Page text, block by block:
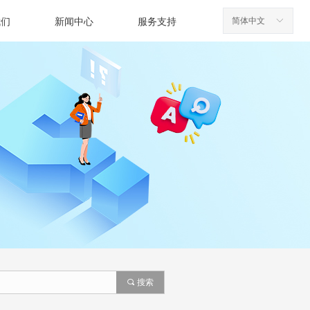
新闻中心 服务支持 ꀅ
简体中文
끠 搜索